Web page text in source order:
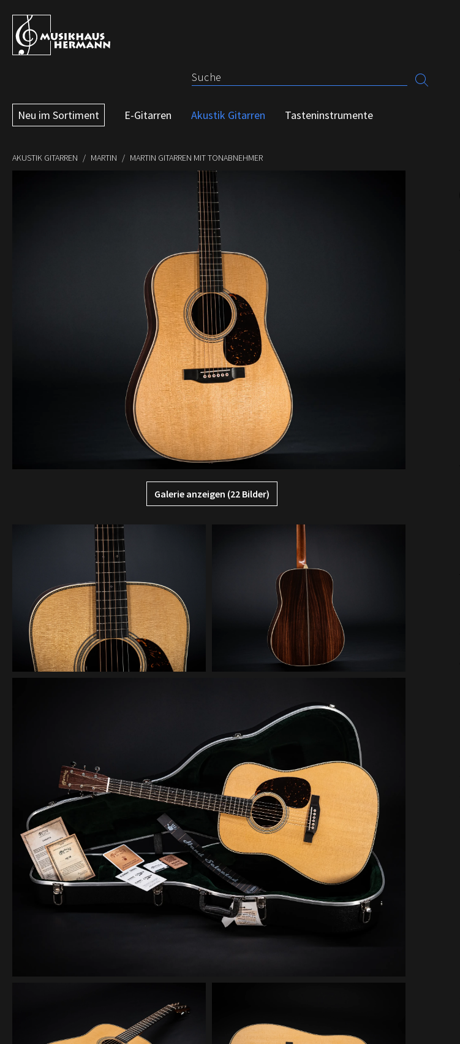
Hauptinhalt springen
Zur Suche springen
Zur Hauptnavigation springen
Neu im Sortiment E-Gitarren Akustik Gitarren Tasteninstrumente
AKUSTIK GITARREN MARTIN MARTIN GITARREN MIT TONABNEHMER
Galerie anzeigen (22 Bilder)